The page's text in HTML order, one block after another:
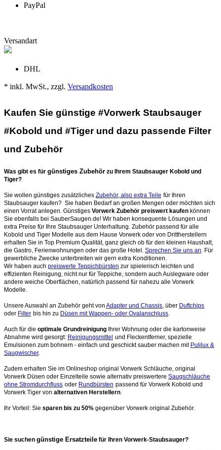
PayPal
Versandart
DHL
* inkl. MwSt., zzgl. Versandkosten
Kaufen Sie günstige #Vorwerk Staubsauger
#Kobold und #Tiger und dazu passende Filter
und Zubehör
Was gibt es für günstiges Zubehör zu Ihrem Staubsauger Kobold und
Tiger?
Sie wollen günstiges zusätzliches Zubehör, also extra Teile für Ihren
Staubsauger kaufen? Sie haben Bedarf an großen Mengen oder möchten sich
einen Vorrat anlegen. Günstiges Vorwerk Zubehör preiswert kaufen können
Sie ebenfalls bei SauberSaugen.de! Wir haben konsequente Lösungen und
extra Preise für Ihre Staubsauger Unterhaltung. Zubehör passend für alle
Kobold und Tiger Modelle aus dem Hause Vorwerk oder von Drittherstellern
erhalten Sie in Top Premium Qualität, ganz gleich ob für den kleinen Haushalt,
die Gastro, Ferienwohnungen oder das große Hotel. Sprechen Sie uns an . Für
gewerbliche Zwecke unterbreiten wir gern extra Konditionen.
Wir haben auch preiswerte Teppichbürsten zur spielerisch leichten und
effizienten Reinigung, nicht nur für Teppiche, sondern auch Auslegware oder
andere weiche Oberflächen, natürlich passend für nahezu alle Vorwerk
Modelle.
Unsere Auswahl an Zubehör geht von Adapter und Chassis , über Duftchips
oder Filter bis hin zu Düsen mit Wappen- oder Ovalanschluss
Auch für die optimale Grundreinigung Ihrer Wohnung oder die kartonweise
Abnahme wird gesorgt: Reinigungsmittel und Fleckentferner, spezielle
Emulsionen zum bohnern - einfach und geschickt sauber machen mit Pulilux &
Saugwischer.
Zudem erhalten Sie im Onlineshop original Vorwerk Schläuche, original
Vorwerk Düsen oder Einzelteile sowie alternativ preiswertere Saugschläuche
ohne Stromdurchfluss oder Rundbürsten passend für Vorwerk Kobold und
Vorwerk Tiger von alternativen Herstellern
Ihr Vorteil: Sie sparen bis zu 50% gegenüber Vorwerk original Zubehör.
Sie suchen günstige Ersatzteile für Ihren Vorwerk-Staubsauger?